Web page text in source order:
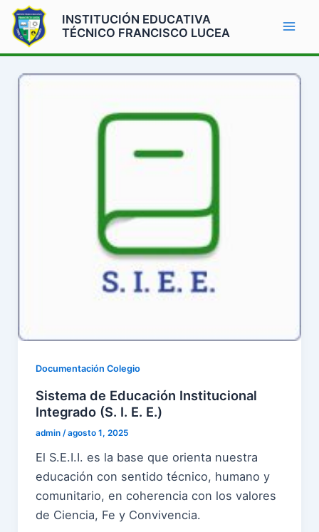
contenido
INSTITUCIÓN EDUCATIVA
TÉCNICO FRANCISCO LUCEA
Documentación Colegio
Sistema de Educación Institucional
Integrado (S. I. E. E.)
admin /agosto 1, 2025
El S.E.I.I. es la base que orienta nuestra
educación con sentido técnico, humano y
comunitario, en coherencia con los valores
de Ciencia, Fe y Convivencia.